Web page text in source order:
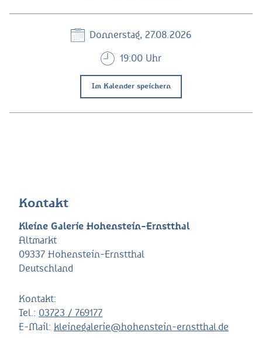
Donnerstag, 27.08.2026
19:00 Uhr
Im Kalender speichern
Kontakt
Kleine Galerie Hohenstein-Ernstthal
Altmarkt
09337 Hohenstein-Ernstthal
Deutschland
Kontakt:
Tel.: 03723 / 769177
E-Mail: kleinegalerie@hohenstein-ernstthal.de